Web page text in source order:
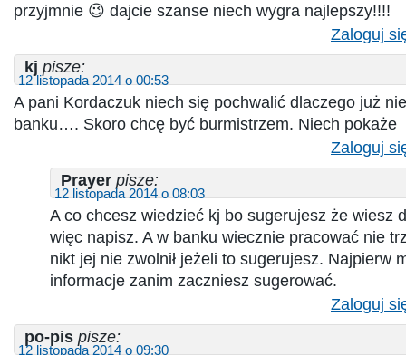
przyjmnie 😉 dajcie szanse niech wygra najlepszy!!!!
Zaloguj
kj pisze:
12 listopada 2014 o 00:53
A pani Kordaczuk niech się pochwalić dlaczego już
banku…. Skoro chcę być burmistrzem. Niech pokaże
Zaloguj
Prayer pisze:
12 listopada 2014 o 08:03
A co chcesz wiedzieć kj bo sugerujesz że wiesz
więc napisz. A w banku wiecznie pracować nie
nikt jej nie zwolnił jeżeli to sugerujesz. Najpierw
informacje zanim zaczniesz sugerować.
Zaloguj
po-pis pisze:
12 listopada 2014 o 09:30